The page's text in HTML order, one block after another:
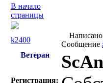
В начало
страницы
k2400
Сообщение
Ветеран
Регистрация: